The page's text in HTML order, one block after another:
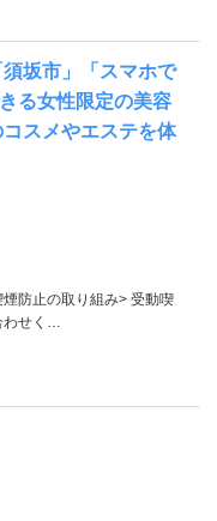
坂市」「スマホで
る女性限定の美容
スメやエステを体
煙防止の取り組み> 受動喫
せく…